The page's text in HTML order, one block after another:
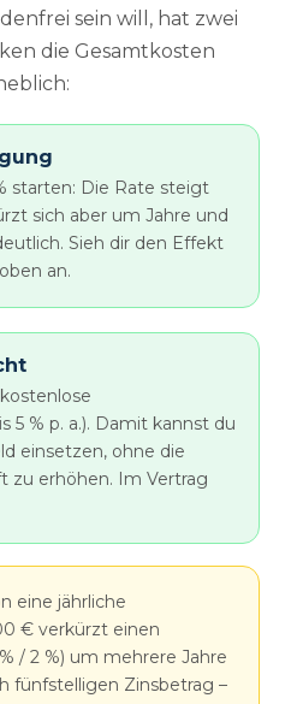
sein will, hat zwei
die Gesamtkosten
starten: Die Rate steigt
sich aber um Jahre und
Sieh dir den Effekt
an.
5 % p. a.). Damit kannst du
einsetzen, ohne die
zu erhöhen. Im Vertrag
eine jährliche
€ verkürzt einen
/ 2 %) um mehrere Jahre
fünfstelligen Zinsbetrag –